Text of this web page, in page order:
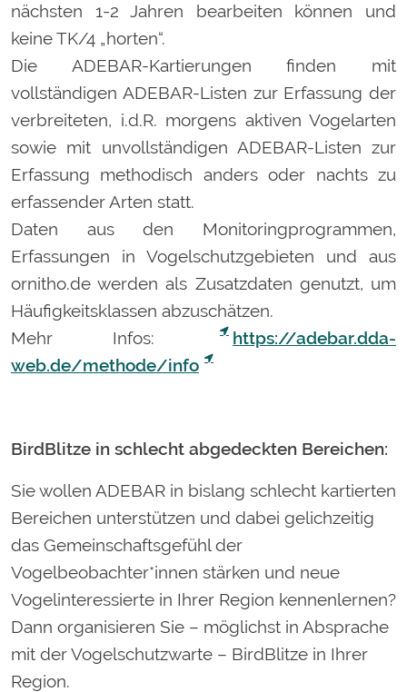
nächsten 1-2 Jahren bearbeiten können und
keine TK/4 „horten“.
Die ADEBAR-Kartierungen finden mit
vollständigen ADEBAR-Listen zur Erfassung der
verbreiteten, i.d.R. morgens aktiven Vogelarten
sowie mit unvollständigen ADEBAR-Listen zur
Erfassung methodisch anders oder nachts zu
erfassender Arten statt.
Daten aus den Monitoringprogrammen,
Erfassungen in Vogelschutzgebieten und aus
ornitho.de werden als Zusatzdaten genutzt, um
Häufigkeitsklassen abzuschätzen.
Mehr Infos:
https://adebar.dda-
web.de/methode/info
BirdBlitze in schlecht abgedeckten Bereichen:
Sie wollen ADEBAR in bislang schlecht kartierten
Bereichen unterstützen und dabei gelichzeitig
das Gemeinschaftsgefühl der
Vogelbeobachter*innen stärken und neue
Vogelinteressierte in Ihrer Region kennenlernen?
Dann organisieren Sie – möglichst in Absprache
mit der Vogelschutzwarte – BirdBlitze in Ihrer
Region.